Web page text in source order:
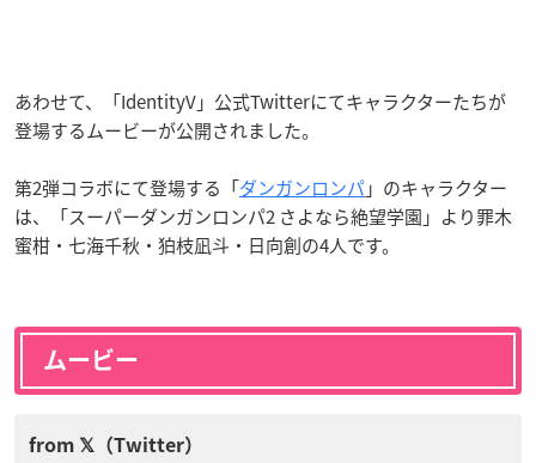
あわせて、「IdentityV」公式Twitterにてキャラクターたちが
登場するムービーが公開されました。
第2弾コラボにて登場する「ダンガンロンパ」のキャラクター
は、「スーパーダンガンロンパ2 さよなら絶望学園」より罪木
蜜柑・七海千秋・狛枝凪斗・日向創の4人です。
ムービー